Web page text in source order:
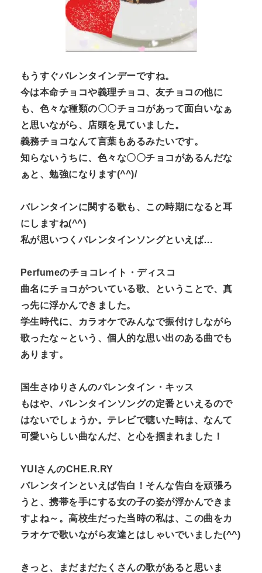
もうすぐバレンタインデーですね。
今は本命チョコや義理チョコ、友チョコの他に
も、色々な種類の〇〇チョコがあって面白いなぁ
と思いながら、店頭を見ていました。
義務チョコなんて言葉もあるみたいです。
知らないうちに、色々な〇〇チョコがあるんだな
ぁと、勉強になります(^^)/
バレンタインに関する歌も、この時期になると耳
にしますね(^^)
私が思いつくバレンタインソングといえば…
Perfumeのチョコレイト・ディスコ
曲名にチョコがついている歌、ということで、真
っ先に浮かんできました。
学生時代に、カラオケでみんなで振付けしながら
歌ったな～ という、個人的な思い出のある曲でも
あります。
国生さゆりさんのバレンタイン・キッス
もはや、バレンタインソングの定番といえるので
はないでしょうか。 テレビで聴いた時は、なんて
可愛いらしい曲なんだ、
と心を掴まれました！
YUIさんのCHE.R.RY
バレンタインといえば告白！そんな告白を頑張ろ
うと、携帯を手にする女の子の姿が浮かんできま
すよね～。高校生だった当時の私は、
この曲をカ
ラオケで歌いながら友達とはしゃいでいました(^^)
きっと、まだまだたくさんの歌があると思いま